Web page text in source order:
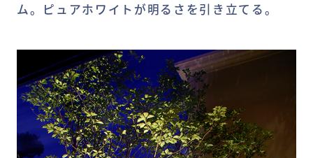
ム。ピュアホワイトが明るさを引き立てる。